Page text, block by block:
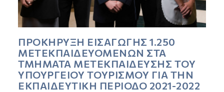
ΠΡΟΚΗΡΥΞΗ ΕΙΣΑΓΩΓΗΣ 1.250
ΜΕΤΕΚΠΑΙΔΕΥΟΜΕΝΩΝ ΣΤΑ
ΤΜΗΜΑΤΑ ΜΕΤΕΚΠΑΙΔΕΥΣΗΣ ΤΟΥ
ΥΠΟΥΡΓΕΙΟΥ ΤΟΥΡΙΣΜΟΥ ΓΙΑ ΤΗΝ
ΕΚΠΑΙΔΕΥΤΙΚΗ ΠΕΡΙΟΔΟ 2021-2022